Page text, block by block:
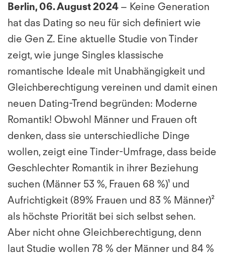
Berlin, 06. August 2024 – Keine Generation
hat das Dating so neu für sich definiert wie
die Gen Z. Eine aktuelle Studie von Tinder
zeigt, wie junge Singles klassische
romantische Ideale mit Unabhängigkeit und
Gleichberechtigung vereinen und damit einen
neuen Dating-Trend begründen: Moderne
Romantik! Obwohl Männer und Frauen oft
denken, dass sie unterschiedliche Dinge
wollen, zeigt eine Tinder-Umfrage, dass beide
Geschlechter Romantik in ihrer Beziehung
suchen (Männer 53 %, Frauen 68 %)¹ und
Aufrichtigkeit (89% Frauen und 83 % Männer)²
als höchste Priorität bei sich selbst sehen.
Aber nicht ohne Gleichberechtigung, denn
laut Studie wollen 78 % der Männer und 84 %